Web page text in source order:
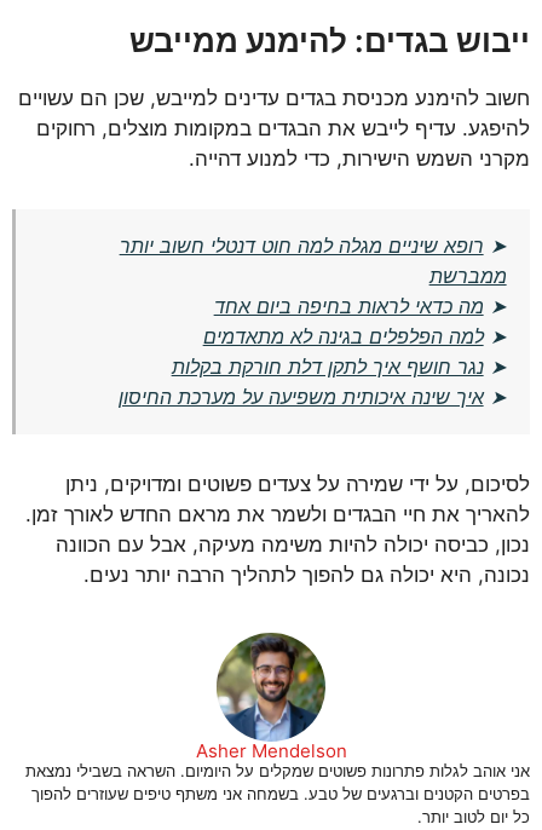
ייבוש בגדים: להימנע ממייבש
חשוב להימנע מכניסת בגדים עדינים למייבש, שכן הם עשויים
להיפגע. עדיף לייבש את הבגדים במקומות מוצלים, רחוקים
מקרני השמש הישירות, כדי למנוע דהייה.
➤ רופא שיניים מגלה למה חוט דנטלי חשוב יותר
ממברשת
➤ מה כדאי לראות בחיפה ביום אחד
➤למה הפלפלים בגינה לא מתאדמים
➤נגר חושף איך לתקן דלת חורקת בקלות
➤איך שינה איכותית משפיעה על מערכת החיסון
לסיכום, על ידי שמירה על צעדים פשוטים ומדויקים, ניתן
להאריך את חיי הבגדים ולשמר את מראם החדש לאורך זמן.
נכון, כביסה יכולה להיות משימה מעיקה, אבל עם הכוונה
נכונה, היא יכולה גם להפוך לתהליך הרבה יותר נעים.
Asher Mendelson
אני אוהב לגלות פתרונות פשוטים שמקלים על היומיום. השראה בשבילי נמצאת
בפרטים הקטנים וברגעים של טבע. בשמחה אני משתף טיפים שעוזרים להפוך
כל יום לטוב יותר.